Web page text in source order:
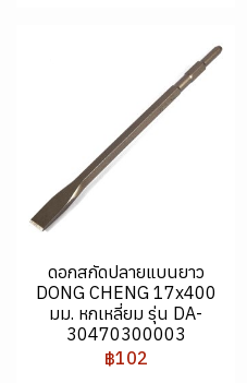
ดอกสกัดปลายแบนยาว
DONG CHENG 17x400
มม. หกเหลี่ยม รุ่น DA-
30470300003
฿102